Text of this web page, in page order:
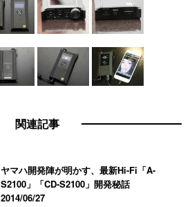
関連記事
ヤマハ開発陣が明かす、最新Hi-Fi「A-
S2100」「CD-S2100」開発秘話
2014/06/27